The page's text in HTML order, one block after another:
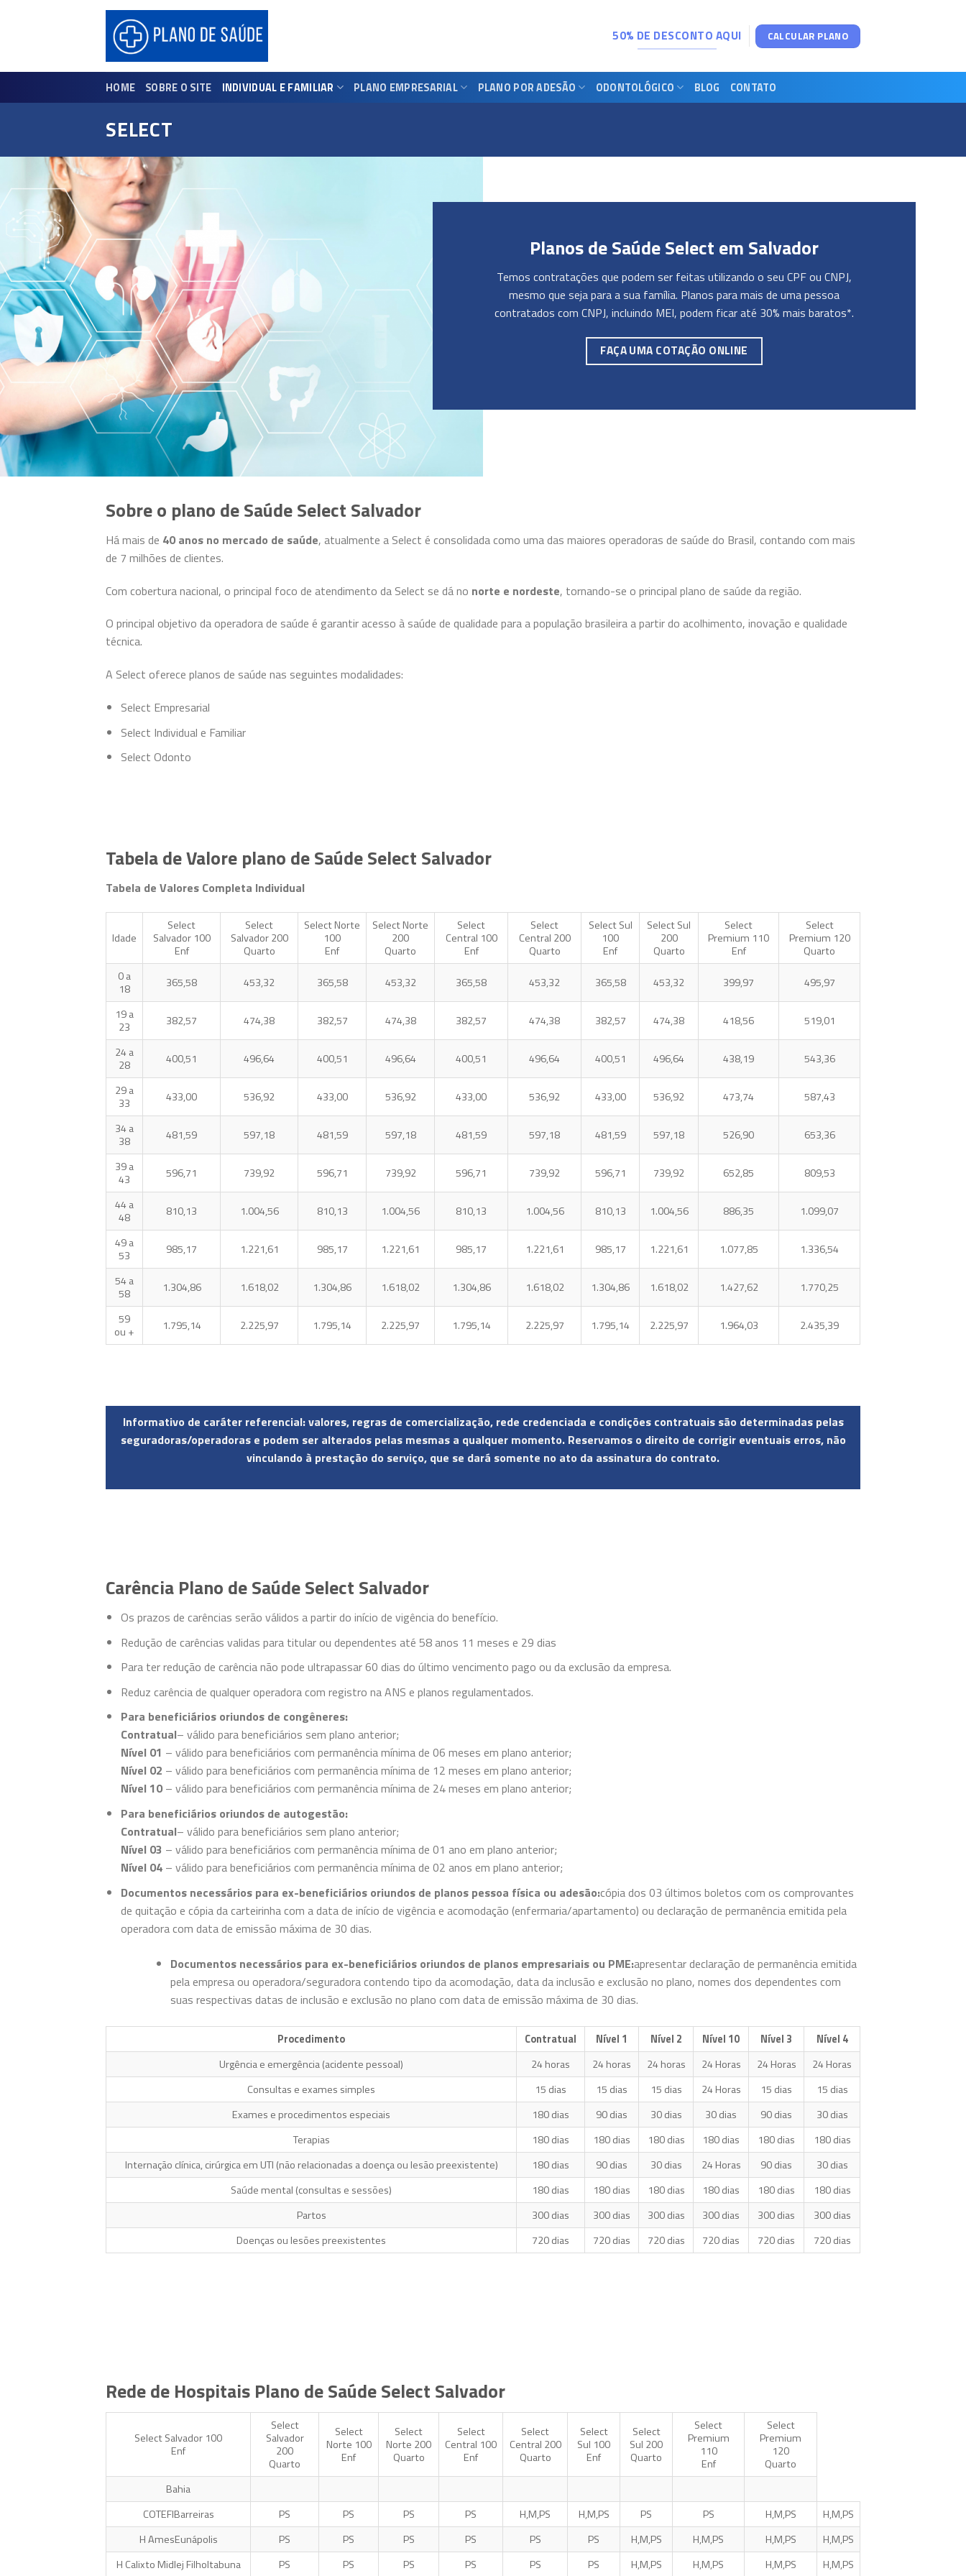
50% DE DESCONTO AQUI CALCULAR PLANO
HOME SOBRE O SITE INDIVIDUAL E FAMILIAR PLANO EMPRESARIAL PLANO POR ADESÃO ODONTOLÓGICO BLOG CONTATO
SELECT
Planos de Saúde Select em Salvador
Temos contratações que podem ser feitas utilizando o seu CPF ou CNPJ,
mesmo que seja para a sua família. Planos para mais de uma pessoa
contratados com CNPJ, incluindo MEI, podem ficar até 30% mais baratos*.
FAÇA UMA COTAÇÃO ONLINE
Sobre o plano de Saúde Select Salvador
Há mais de 40 anos no mercado de saúde, atualmente a Select é consolidada como uma das maiores operadoras de saúde do Brasil, contando com mais
de 7 milhões de clientes.
Com cobertura nacional, o principal foco de atendimento da Select se dá no norte e nordeste, tornando-se o principal plano de saúde da região.
O principal objetivo da operadora de saúde é garantir acesso à saúde de qualidade para a população brasileira a partir do acolhimento, inovação e qualidade
técnica.
A Select oferece planos de saúde nas seguintes modalidades:
Select Empresarial
Select Individual e Familiar
Select Odonto
Tabela de Valore plano de Saúde Select Salvador
Tabela de Valores Completa Individual
Idade
Select
Salvador 100
Enf
Select
Salvador 200
Quarto
Select Norte
100
Enf
Select Norte
200
Quarto
Select
Central 100
Enf
Select
Central 200
Quarto
Select Sul
100
Enf
Select Sul
200
Quarto
Select
Premium 110
Enf
Select
Premium 120
Quarto
0 a
18
365,58 453,32 365,58 453,32 365,58 453,32 365,58 453,32 399,97
495,97
19 a
23
382,57 474,38 382,57 474,38 382,57 474,38 382,57 474,38 418,56
519,01
24 a
28
400,51 496,64 400,51 496,64 400,51 496,64 400,51 496,64 438,19
543,36
29 a
33
433,00 536,92 433,00 536,92 433,00 536,92 433,00 536,92 473,74
587,43
34 a
38
481,59 597,18 481,59 597,18 481,59 597,18 481,59 597,18 526,90
653,36
39 a
43
596,71 739,92 596,71 739,92 596,71 739,92 596,71 739,92 652,85
809,53
44 a
48
810,13 1.004,56 810,13 1.004,56 810,13 1.004,56 810,13 1.004,56 886,35
1.099,07
49 a
53
985,17 1.221,61 985,17 1.221,61 985,17 1.221,61 985,17 1.221,61 1.077,85
1.336,54
54 a
58
1.304,86 1.618,02 1.304,86 1.618,02 1.304,86 1.618,02 1.304,86 1.618,02 1.427,62
1.770,25
59
ou +
1.795,14 2.225,97 1.795,14 2.225,97 1.795,14 2.225,97 1.795,14 2.225,97 1.964,03 2.435,39
Informativo de caráter referencial: valores, regras de comercialização, rede credenciada e condições contratuais são determinadas pelas
seguradoras/operadoras e podem ser alterados pelas mesmas a qualquer momento. Reservamos o direito de corrigir eventuais erros, não
vinculando à prestação do serviço, que se dará somente no ato da assinatura do contrato.
Carência Plano de Saúde Select Salvador
Os prazos de carências serão válidos a partir do início de vigência do benefício.
Redução de carências validas para titular ou dependentes até 58 anos 11 meses e 29 dias
Para ter redução de carência não pode ultrapassar 60 dias do último vencimento pago ou da exclusão da empresa.
Reduz carência de qualquer operadora com registro na ANS e planos regulamentados.
Para beneficiários oriundos de congêneres:
Contratual– válido para beneficiários sem plano anterior;
Nível 01 – válido para beneficiários com permanência mínima de 06 meses em plano anterior;
Nível 02 – válido para beneficiários com permanência mínima de 12 meses em plano anterior;
Nível 10– válido para beneficiários com permanência mínima de 24 meses em plano anterior;
Para beneficiários oriundos de autogestão:
Contratual– válido para beneficiários sem plano anterior;
Nível 03 – válido para beneficiários com permanência mínima de 01 ano em plano anterior;
Nível 04– válido para beneficiários com permanência mínima de 02 anos em plano anterior;
Documentos necessários para ex-beneficiários oriundos de planos pessoa física ou adesão:cópia dos 03 últimos boletos com os comprovantes
de quitação e cópia da carteirinha com a data de início de vigência e acomodação (enfermaria/apartamento) ou declaração de permanência emitida pela
operadora com data de emissão máxima de 30 dias.
Documentos necessários para ex-beneficiários oriundos de planos empresariais ou PME:apresentar declaração de permanência emitida
pela empresa ou operadora/seguradora contendo tipo da acomodação, data da inclusão e exclusão no plano, nomes dos dependentes com
suas respectivas datas de inclusão e exclusão no plano com data de emissão máxima de 30 dias.
Procedimento Contratual Nível 1 Nível 2 Nível 10 Nível 3
Nível 4
Urgência e emergência (acidente pessoal)
24 horas 24 horas 24 horas 24 Horas 24 Horas
24 Horas
Consultas e exames simples
15 dias 15 dias 15 dias 24 Horas 15 dias
15 dias
Exames e procedimentos especiais
180 dias 90 dias 30 dias 30 dias 90 dias
30 dias
Terapias
180 dias 180 dias 180 dias 180 dias 180 dias
180 dias
Internação clínica, cirúrgica em UTI (não relacionadas a doença ou lesão preexistente)
180 dias 90 dias 30 dias 24 Horas 90 dias
30 dias
Saúde mental (consultas e sessões)
180 dias 180 dias 180 dias 180 dias 180 dias
180 dias
Partos
300 dias 300 dias 300 dias 300 dias 300 dias
300 dias
Doenças ou lesões preexistentes
720 dias 720 dias 720 dias 720 dias 720 dias 720 dias
Rede de Hospitais Plano de Saúde Select Salvador
Select Salvador 100
Enf
Select
Salvador
200
Quarto
Select
Norte 100
Enf
Select
Norte 200
Quarto
Select
Central 100
Enf
Select
Central 200
Quarto
Select
Sul 100
Enf
Select
Sul 200
Quarto
Select
Premium
110
Enf
Select
Premium
120
Quarto
Bahia
COTEFIBarreiras
PS PS PS PS H,M,PS H,M,PS PS PS H,M,PS
H,M,PS
H AmesEunápolis
PS PS PS PS PS PS H,M,PS H,M,PS H,M,PS
H,M,PS
H Calixto Midlej FilhoItabuna
PS PS PS PS PS PS H,M,PS H,M,PS H,M,PS H,M,PS